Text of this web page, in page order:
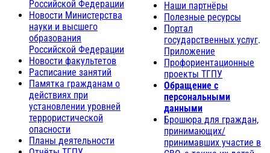
Российской Федерации
Новости Министерства
науки и высшего
образования
Российской Федерации
Новости факультетов
Расписание занятий
Памятка гражданам о
действиях при
установлении уровней
террористической
опасности
Планы деятельности
Наши партнёры
Полезные ресурсы
Портал
государственных услуг.
Приложение
Профориентационные
проекты ТГПУ
Обращение с
персональными
данными
Брошюра для граждан,
принимающих/
принимавших участие в